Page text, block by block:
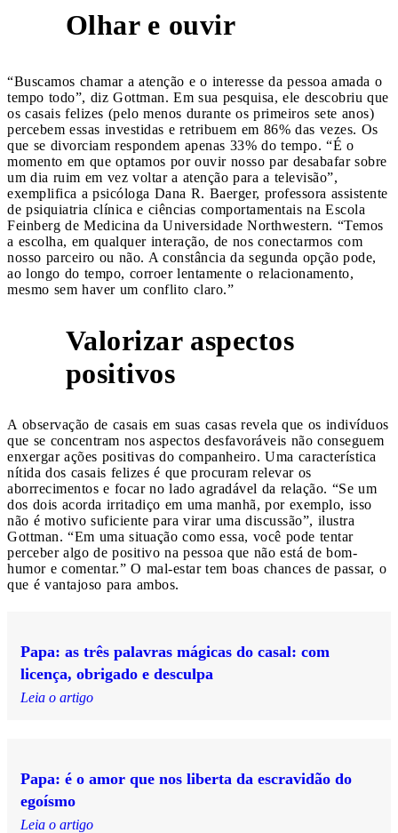
Olhar e ouvir
“Buscamos chamar a atenção e o interesse da pessoa amada o
tempo todo”, diz Gottman. Em sua pesquisa, ele descobriu que
os casais felizes (pelo menos durante os primeiros sete anos)
percebem essas investidas e retribuem em 86% das vezes. Os
que se divorciam respondem apenas 33% do tempo. “É o
momento em que optamos por ouvir nosso par desabafar sobre
um dia ruim em vez voltar a atenção para a televisão”,
exemplifica a psicóloga Dana R. Baerger, professora assistente
de psiquiatria clínica e ciências comportamentais na Escola
Feinberg de Medicina da Universidade Northwestern. “Temos
a escolha, em qualquer interação, de nos conectarmos com
nosso parceiro ou não. A constância da segunda opção pode,
ao longo do tempo, corroer lentamente o relacionamento,
mesmo sem haver um conflito claro.”
Valorizar aspectos
positivos
A observação de casais em suas casas revela que os indivíduos
que se concentram nos aspectos desfavoráveis não conseguem
enxergar ações positivas do companheiro. Uma característica
nítida dos casais felizes é que procuram relevar os
aborrecimentos e focar no lado agradável da relação. “Se um
dos dois acorda irritadiço em uma manhã, por exemplo, isso
não é motivo suficiente para virar uma discussão”, ilustra
Gottman. “Em uma situação como essa, você pode tentar
perceber algo de positivo na pessoa que não está de bom-
humor e comentar.” O mal-estar tem boas chances de passar, o
que é vantajoso para ambos.
Papa: as três palavras mágicas do casal: com
licença, obrigado e desculpa
Leia o artigo
Papa: é o amor que nos liberta da escravidão do
egoísmo
Leia o artigo